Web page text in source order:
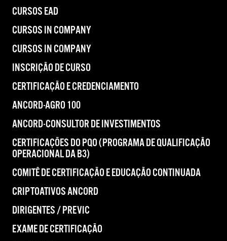
CURSOS EAD
CURSOS IN COMPANY
CURSOS IN COMPANY
INSCRIÇÃO DE CURSO
CERTIFICAÇÃO E CREDENCIAMENTO
ANCORD-AGRO 100
ANCORD-CONSULTOR DE INVESTIMENTOS
CERTIFICAÇÕES DO PQO (PROGRAMA DE QUALIFICAÇÃO
OPERACIONAL DA B3)
COMITÊ DE CERTIFICAÇÃO E EDUCAÇÃO CONTINUADA
CRIPTOATIVOS ANCORD
DIRIGENTES / PREVIC
EXAME DE CERTIFICAÇÃO